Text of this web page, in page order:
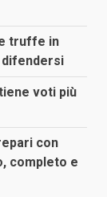
truffe in
difendersi
voti più
con
completo e